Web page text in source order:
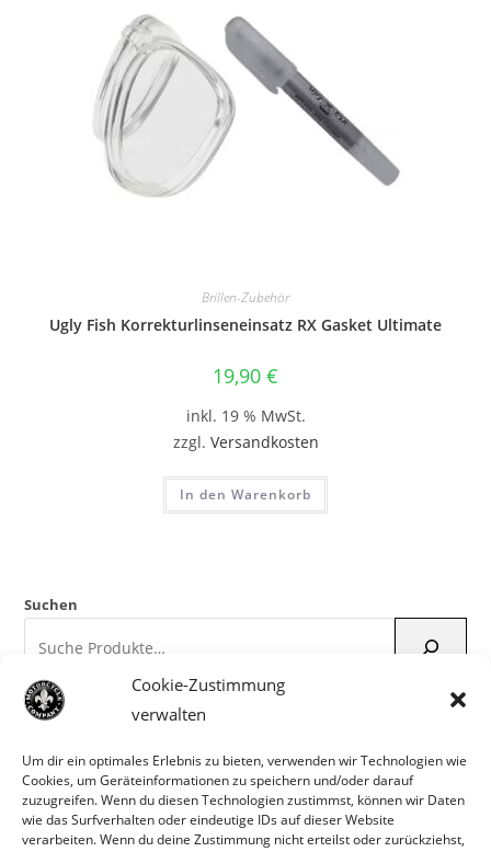
Cookie-Zustimmung
verwalten
Um dir ein optimales Erlebnis zu bieten, verwenden wir Technologien wie
Cookies, um Geräteinformationen zu speichern und/oder darauf
zuzugreifen. Wenn du diesen Technologien zustimmst, können wir Daten
wie das Surfverhalten oder eindeutige IDs auf dieser Website
verarbeiten. Wenn du deine Zustimmung nicht erteilst oder zurückziehst,
Brillen-Zubehör
Ugly Fish Korrekturlinseneinsatz RX Gasket Ultimate
19,90 €
inkl. 19 % MwSt.
zzgl. Versandkosten
In den Warenkorb
Suchen
Kategoriesuche